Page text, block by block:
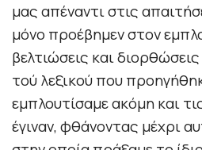
μας απέναντι στις
μόνο προέβημεν στον
βελτιώσεις και
τού λεξικού που
εμπλουτίσαμε ακόμη και
έγιναν, φθάνοντας μέχρι